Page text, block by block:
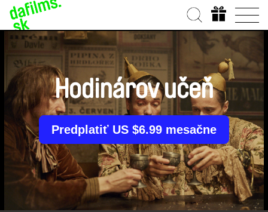
Hodinárov učeň
Predplatiť US $6.99 mesačne